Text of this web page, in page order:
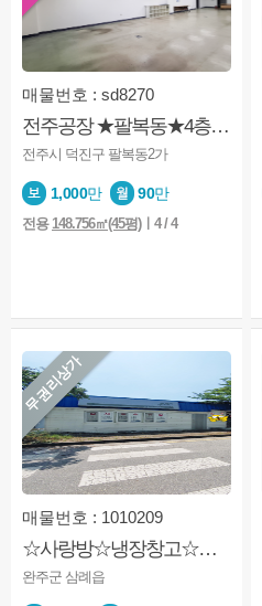
매물번호 : sd8270
전주공장 ★팔복동★4층★사무실★용도 공장★ 공장가능
전주시 덕진구 팔복동2가
1,000만 90만
전용 148.756㎡(45평)ㅣ4 / 4
무권리상가
매물번호 : 1010209
☆사랑방☆냉장창고☆삼례ic☆식품창고☆우유대리점
완주군 삼례읍